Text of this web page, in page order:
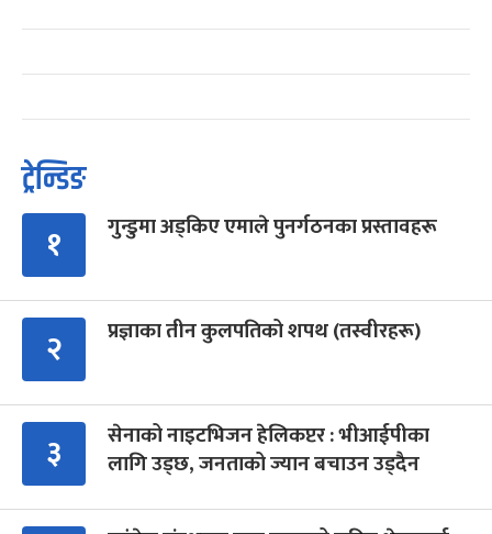
ट्रेन्डिङ
१ गुन्डुमा अड्किए एमाले पुनर्गठनका प्रस्तावहरू
२ प्रज्ञाका तीन कुलपतिको शपथ (तस्वीरहरू)
३
सेनाको नाइटभिजन हेलिकप्टर : भीआईपीका
लागि उड्छ, जनताको ज्यान बचाउन उड्दैन